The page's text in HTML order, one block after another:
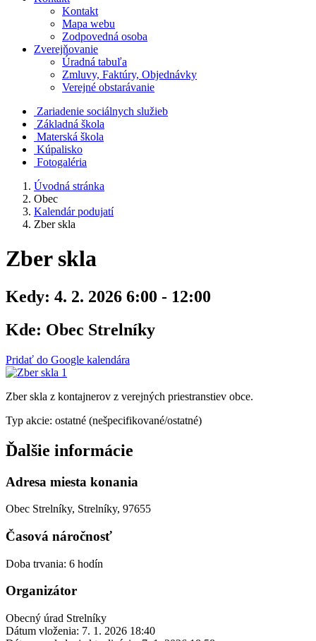
Kontakt
Mapa webu
Zodpovedná osoba
Zverejňovanie
Úradná tabuľa
Zmluvy, Faktúry, Objednávky
Verejné obstarávanie
Zariadenie sociálnych služieb
Základná škola
Materská škola
Kúpalisko
Fotogaléria
Úvodná stránka
Obec
Kalendár podujatí
Zber skla
Zber skla
Kedy: 4. 2. 2026 6:00 - 12:00
Kde: Obec Strelníky
Pridať do Google kalendára
Zber skla z kontajnerov z verejných priestranstiev obce.
Typ akcie: ostatné (nešpecifikované/ostatné)
Ďalšie informácie
Adresa miesta konania
Obec Strelníky, Strelníky, 97655
Časová náročnosť
Doba trvania: 6 hodín
Organizátor
Obecný úrad Strelníky
Dátum vloženia: 7. 1. 2026 18:40